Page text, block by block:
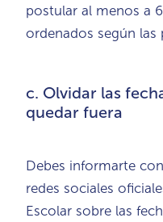
postular al menos a
ordenados según las
c. Olvidar las
quedar fuera
Debes informarte
redes sociales
Escolar sobre las